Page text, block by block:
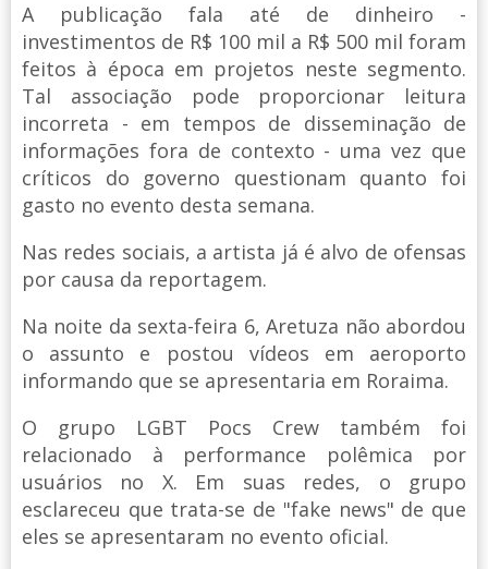
A publicação fala até de dinheiro -
investimentos de R$ 100 mil a R$ 500 mil foram
feitos à época em projetos neste segmento.
Tal associação pode proporcionar leitura
incorreta - em tempos de disseminação de
informações fora de contexto - uma vez que
críticos do governo questionam quanto foi
gasto no evento desta semana.
Nas redes sociais, a artista já é alvo de ofensas
por causa da reportagem.
Na noite da sexta-feira 6, Aretuza não abordou
o assunto e postou vídeos em aeroporto
informando que se apresentaria em Roraima.
O grupo LGBT Pocs Crew também foi
relacionado à performance polêmica por
usuários no X. Em suas redes, o grupo
esclareceu que trata-se de "fake news" de que
eles se apresentaram no evento oficial.